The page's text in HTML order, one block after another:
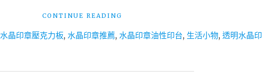
CONTINUE READING
D
水晶印章壓克力板, 水晶印章推薦, 水晶印章油性印台, 生活小物, 透明水晶印